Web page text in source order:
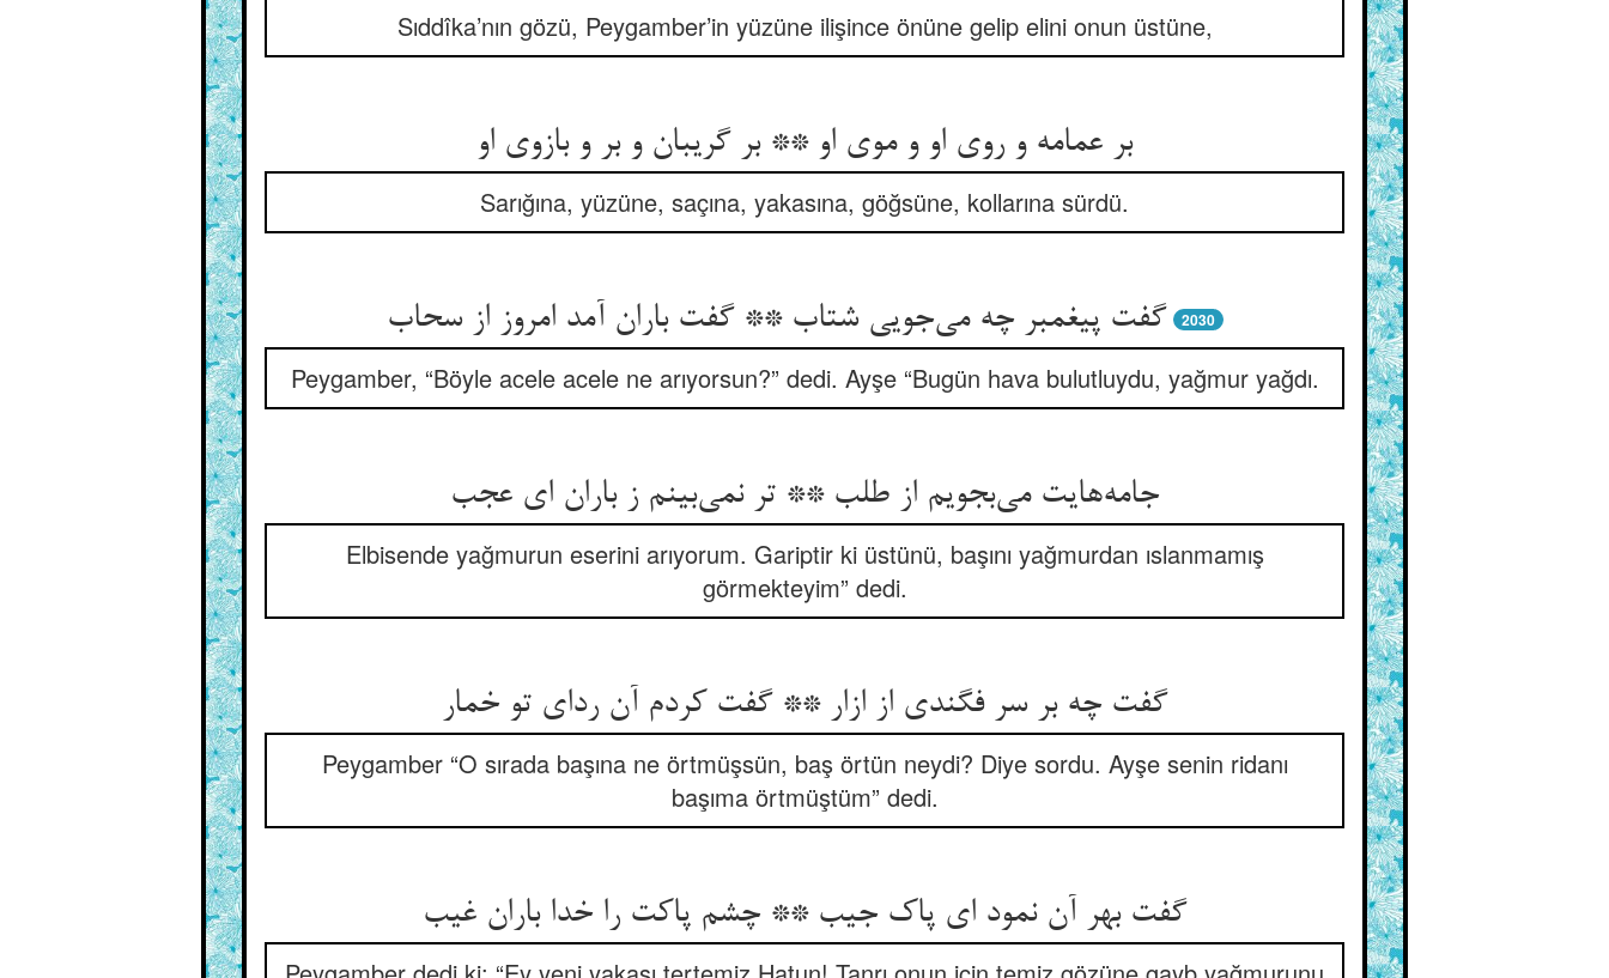
Sıddîka’nın gözü, Peygamber’in yüzüne ilişince önüne gelip elini onun üstüne,
بر عمامه و روی او و موی او ** بر گریبان و بر و بازوی او
Sarığına, yüzüne, saçına, yakasına, göğsüne, kollarına sürdü.
گفت پیغمبر چه می‌‌جویی شتاب ** گفت باران آمد امروز از سحاب‌‌ 2030
Peygamber, “Böyle acele acele ne arıyorsun?” dedi. Ayşe “Bugün hava bulutluydu, yağmur yağdı.
Elbisende yağmurun eserini arıyorum. Gariptir ki üstünü, başını yağmurdan ıslanmamış
görmekteyim” dedi.
گفت چه بر سر فگندی از ازار ** گفت کردم آن ردای تو خمار
Peygamber “O sırada başına ne örtmüşsün, baş örtün neydi? Diye sordu. Ayşe senin ridanı
başıma örtmüştüm” dedi.